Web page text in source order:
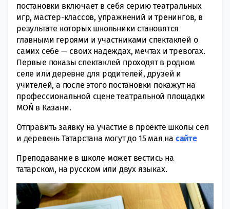
постановки включает в себя серию театральных
игр, мастер-классов, упражнений и тренингов, в
результате которых школьники становятся
главными героями и участниками спектаклей о
самих себе — своих надеждах, мечтах и тревогах.
Первые показы спектаклей проходят в родном
селе или деревне для родителей, друзей и
учителей, а после этого постановки покажут на
профессиональной сцене театральной площадки
MOÑ в Казани.
Отправить заявку на участие в проекте школы сел
и деревень Татарстана могут до 15 мая на сайте
Преподавание в школе может вестись на
татарском, на русском или двух языках.